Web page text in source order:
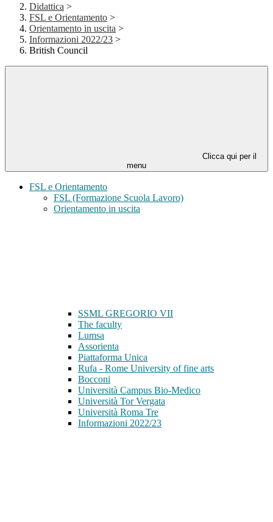
Didattica >
FSL e Orientamento >
Orientamento in uscita >
Informazioni 2022/23 >
British Council
Clicca qui per il
menu
FSL e Orientamento
FSL (Formazione Scuola Lavoro)
Orientamento in uscita
SSML GREGORIO VII
The faculty
Lumsa
Assorienta
Piattaforma Unica
Rufa - Rome University of fine arts
Bocconi
Università Campus Bio-Medico
Università Tor Vergata
Università Roma Tre
Informazioni 2022/23